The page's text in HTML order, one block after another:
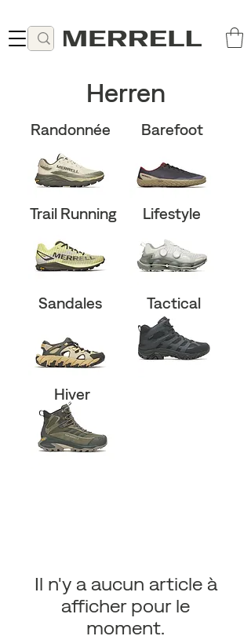
Herren
Randonnée Barefoot
Trail Running Lifestyle
Sandales
Hiver
Tactical
Il n'y a aucun article à
afficher pour le
moment.